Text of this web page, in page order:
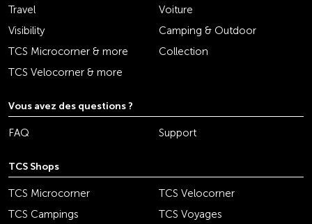
Travel
Voiture
Visibility
Camping & Outdoor
TCS Microcorner & more
Collection
TCS Velocorner & more
Vous avez des questions ?
FAQ Support
TCS Shops
TCS Microcorner
TCS Velocorner
TCS Campings
TCS Voyages